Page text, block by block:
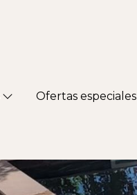
Ofertas especiales